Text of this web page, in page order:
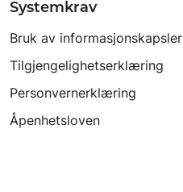
Systemkrav
Bruk av informasjonskapsler
Tilgjengelighetserklæring
Personvernerklæring
Åpenhetsloven